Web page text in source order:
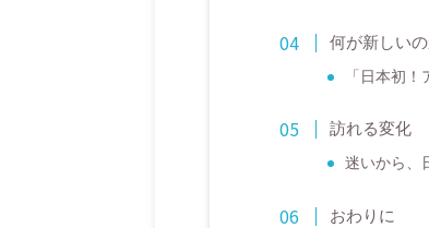
何が新しいの
「日本初！
訪れる変化
迷いから、
おわりに